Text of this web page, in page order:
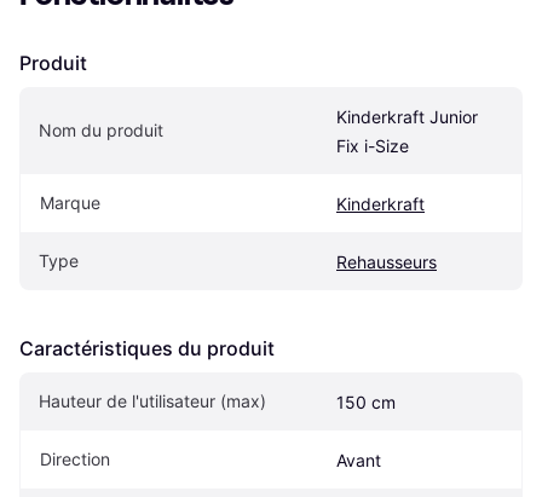
Produit
Nom du produit
Kinderkraft Junior
Fix i-Size
Marque Kinderkraft
Type Rehausseurs
Caractéristiques du produit
Hauteur de l'utilisateur (max) 150 cm
Direction Avant